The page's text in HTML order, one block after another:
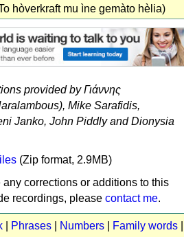
hòverkraft mu ìne gemàto hèlia)
provided by Γιάννης
Mike Sarafidis,
Janko, John Piddly and Dionysia
(Zip format, 2.9MB)
any corrections or additions to this
recordings, please contact me.
Phrases Numbers Family words